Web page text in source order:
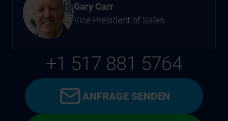
Gary Carr
Vice President of Sales
+1 517 881 5764
ANFRAGE SENDEN